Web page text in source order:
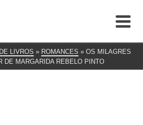
LIVROS » ROMANCES » OS MILAGRES
DE MARGARIDA REBELO PINTO